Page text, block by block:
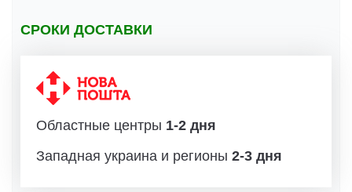
СРОКИ ДОСТАВКИ
Областные центры 1-2 дня
Западная украина и регионы 2-3 дня